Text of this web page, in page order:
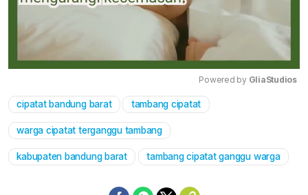
Powered by GliaStudios
cipatat bandung barat tambang cipatat
warga cipatat terganggu tambang
kabupaten bandung barat tambang cipatat ganggu warga